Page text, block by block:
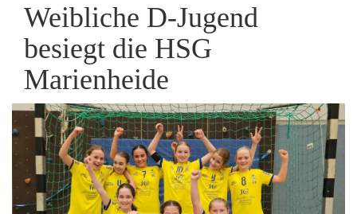
Weibliche D-Jugend
besiegt die HSG
Marienheide